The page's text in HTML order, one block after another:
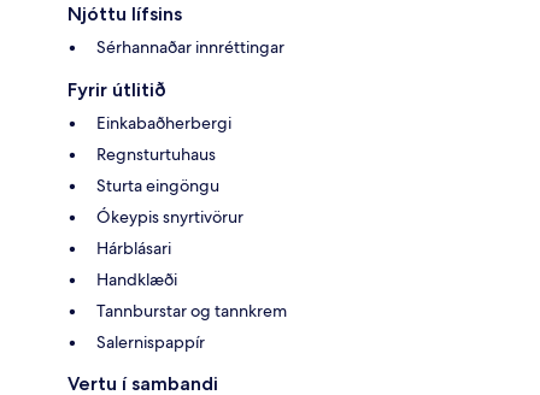
Njóttu lífsins
Sérhannaðar innréttingar
Fyrir útlitið
Einkabaðherbergi
Regnsturtuhaus
Sturta eingöngu
Ókeypis snyrtivörur
Hárblásari
Handklæði
Tannburstar og tannkrem
Salernispappír
Vertu í sambandi